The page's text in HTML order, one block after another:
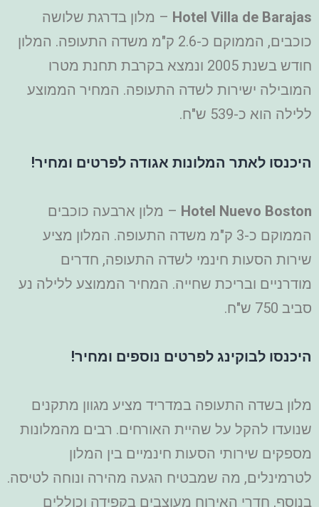
Hotel Villa de Barajas – מלון בדרגת שלושה
כוכבים, הממוקם כ-2.6 ק"מ משדה התעופה. המלון
חודש בשנת 2005 ונמצא בקרבת תחנת מטרו
המובילה ישירות לשדה התעופה. המחיר הממוצע
ללילה הוא כ-539 ש"ח.
היכנסו לאתר המלונות אגודה לפרטים ומחיר!
Hotel Nuevo Boston – מלון ארבעה כוכבים
הממוקם כ-3 ק"מ משדה התעופה. המלון מציע
שירות הסעות חינמי לשדה התעופה, חדרים
מודרניים ובריכת שחייה. המחיר הממוצע ללילה נע
סביב 750 ש"ח.
היכנסו לבוקינג לפרטים נוספים ומחיר!
מלון בשדה התעופה במדריד מציע מגוון מתקנים
שנועדו להקל על שהיית האורחים. רבים מהמלונות
מספקים שירותי הסעות חינמיים בין המלון
לטרמינלים, מה שמבטיח הגעה מהירה ונוחה לטיסה.
בנוסף, חדרי האירוח מעוצבים בקפידה וכוללים